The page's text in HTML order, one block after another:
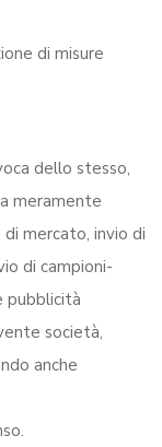
di misure
dello stesso,
meramente
mercato, invio di
di campioni-
pubblicità
società,
anche